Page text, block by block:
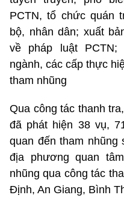
PCTN, tổ chức quán
bộ, nhân dân; xuất
về pháp luật
ngành, các cấp thực
tham nhũng
Qua công tác thanh
đã phát hiện 38 vụ,
quan đến tham nhũng
địa phương quan
nhũng qua công tác
Định, An Giang, Bình